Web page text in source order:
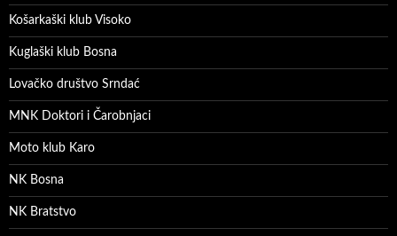
Košarkaški klub Visoko
Kuglaški klub Bosna
Lovačko društvo Srndać
MNK Doktori i Čarobnjaci
Moto klub Karo
NK Bosna
NK Bratstvo